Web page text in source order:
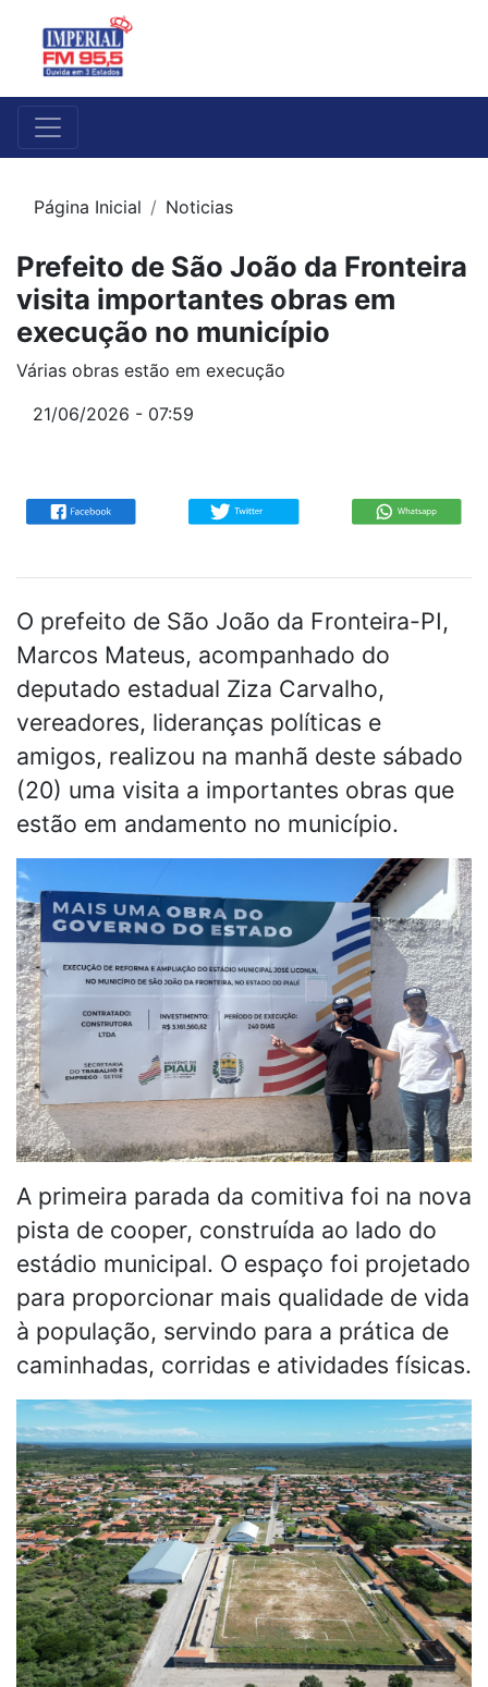
Página Inicial Noticias
Prefeito de São João da Fronteira
visita importantes obras em
execução no município
Várias obras estão em execução
21/06/2026 - 07:59
O prefeito de São João da Fronteira-PI,
Marcos Mateus, acompanhado do
deputado estadual Ziza Carvalho,
vereadores, lideranças políticas e
amigos, realizou na manhã deste sábado
(20) uma visita a importantes obras que
estão em andamento no município.
A primeira parada da comitiva foi na nova
pista de cooper, construída ao lado do
estádio municipal. O espaço foi projetado
para proporcionar mais qualidade de vida
à população, servindo para a prática de
caminhadas, corridas e atividades físicas.